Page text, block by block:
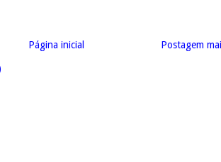
Postagem
Página inicial